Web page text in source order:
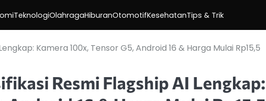
TeknologiOlahragaHiburanOtomotifKesehatanTips & Trik
Kamera 100x, Tensor G5, Android 16 & Harga Mulai Rp15,5
Resmi Flagship AI Lengkap: